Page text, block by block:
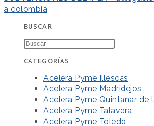
a colombia
BUSCAR
CATEGORÍAS
Acelera Pyme Illescas
Acelera Pyme Madridejos
Acelera Pyme Quintanar de
Acelera Pyme Talavera
Acelera Pyme Toledo